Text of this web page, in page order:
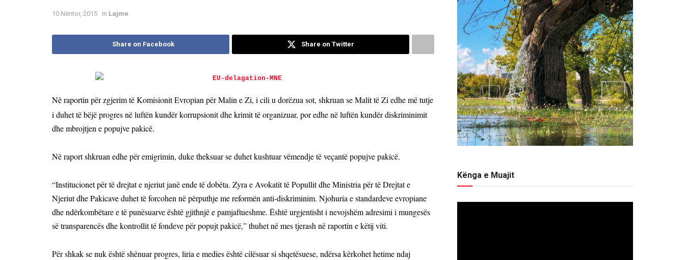
10 Nëntor, 2015 in Lajme
Share on Facebook Share on Twitter
Në raportin për zgjerim të Komisionit Evropian për Malin e Zi, i cili u dorëzua sot, shkruan se Malit të Zi edhe më tutje
i duhettë bëjë progres në luftën kundër korrupsionit dhe krimit të organizuar, por edhe në luftën kundër diskriminimit
dhe mbrojtjen e popujve pakicë.
Në raport shkruan edhe për emigrimin, duke theksuar se duhet kushtuar vëmendje të veçantë popujve pakicë.
“Institucionet për të drejtat e njeriut janë ende të dobëta. Zyra e Avokatit të Popullit dhe Ministria për të Drejtat e
Njeriut dhe Pakicave duhet të forcohen në përputhje me reformën anti-diskriminim. Njohuria e standardeve evropiane
dhe ndërkombëtare e të punësuarve është gjithnjë e pamjaftueshme. Është urgjentisht i nevojshëm adresimi i mungesës
së transparencës dhe kontrollit të fondeve për popujt pakicë,” thuhet në mes tjerash në raportin e këtij viti.
Për shkak se nuk është shënuar progres, liria e medies është cilësuar si shqetësuese, ndërsa kërkohet hetime ndaj
Kënga e Muajit